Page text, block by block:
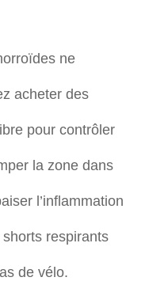
ne
acheter des
pour contrôler
la zone dans
l’inflammation
respirants
de vélo.